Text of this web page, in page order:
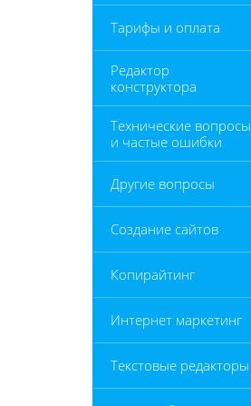
Тарифы и оплата
Редактор
конструктора
Технические вопросы
и частые ошибки
Другие вопросы
Создание сайтов
Копирайтинг
Интернет маркетинг
Текстовые редакторы